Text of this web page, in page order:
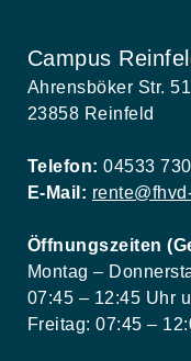
Campus
Ahrensböker Str. 51
23858 Reinfeld
Telefon: 04533
E-Mail:
Öffnungszeiten
Montag –
07:45 – 12:45 Uhr
Freitag: 07:45 –